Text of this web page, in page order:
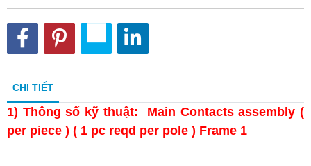
CHI TIẾT
1) Thông số kỹ thuật: Main Contacts assembly (
per piece ) ( 1 pc reqd per pole ) Frame 1